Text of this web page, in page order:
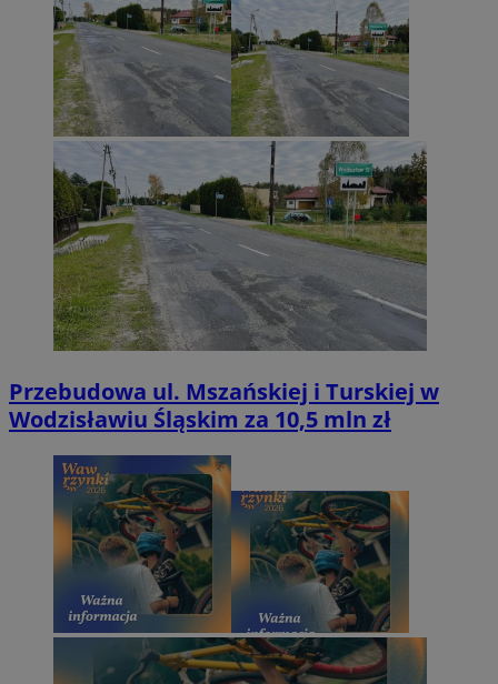
Przebudowa ul. Mszańskiej i Turskiej w
Wodzisławiu Śląskim za 10,5 mln zł